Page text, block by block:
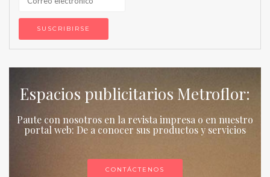
Espacios publicitarios Metroflor:
Paute con nosotros en la revista impresa o en nuestro
portal web: De a conocer sus productos y servicios
CONTÁCTENOS